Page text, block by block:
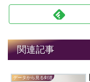
関連記事
データから見る剣道